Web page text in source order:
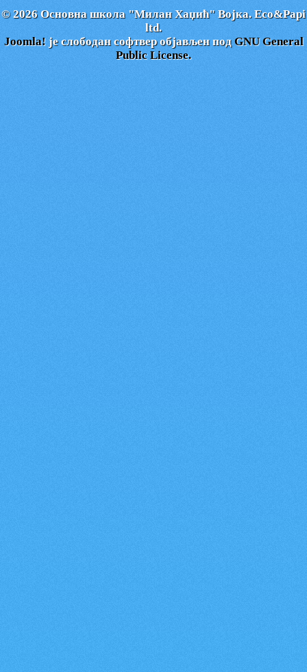
© 2026 Oсновна школа "Милан Хаџић" Војка. Еco&Papi
ltd.
Joomla!је слободан софтвер објављен подGNU General
Public License.